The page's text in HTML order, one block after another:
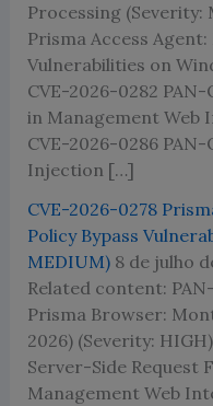
Processing (Severity:
Prisma Access
Vulnerabilities on
CVE-2026-0282
in Management Web
CVE-2026-0286
Injection […]
CVE-2026-0278
Policy Bypass
MEDIUM) 8 de julho
Related content:
Prisma Browser:
2026) (Severity:
Server-Side Request
Management Web